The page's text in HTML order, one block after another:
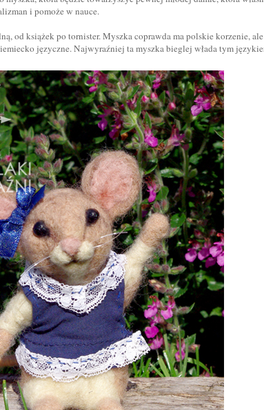
i pomoże w nauce.
od książek po tornister. Myszka coprawda ma polskie korzenie,
języczne. Najwyraźniej ta myszka bieglej włada tym